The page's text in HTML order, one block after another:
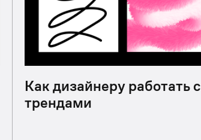
Как дизайнеру работать с
трендами